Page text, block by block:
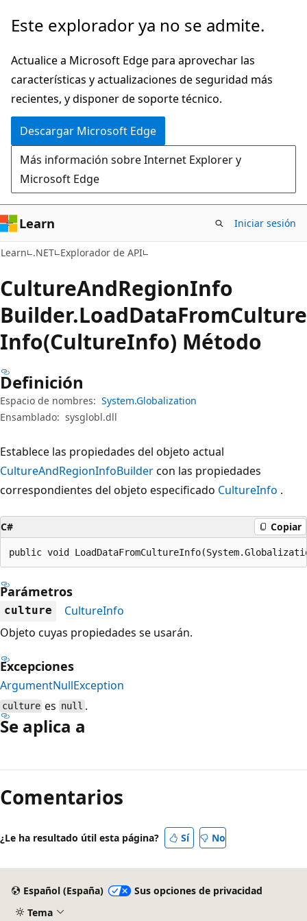
Ir
contenido
principal
Ir
la
navegación
en
la
página
Este explorador ya no se admite.
Actualice a Microsoft Edge para aprovechar las
características y actualizaciones de seguridad más
recientes, y disponer de soporte técnico.
Descargar Microsoft Edge
Más información sobre Internet Explorer y
Microsoft Edge
Learn Iniciar sesión
Learn .NET Explorador de API
CultureAndRegionInfo
Builder.LoadDataFromCulture
Info(CultureInfo) Método
Definición
Espacio de nombres: System.Globalization
Ensamblado: sysglobl.dll
Establece las propiedades del objeto actual
CultureAndRegionInfoBuildercon las propiedades
correspondientes del objeto especificado CultureInfo .
C# Copiar
public void
Parámetros
culture
CultureInfo
Objeto cuyas propiedades se usarán.
Excepciones
ArgumentNullException
culture es null .
Se aplica a
de
lectura
Comentarios
¿Le ha resultado útil esta página? Sí No
Español (España)
Sus opciones de privacidad
Tema